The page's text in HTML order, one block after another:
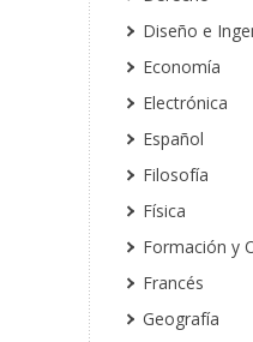
Diseño e
Economía
Electrónica
Español
Filosofía
Física
Formación y
Francés
Geografía